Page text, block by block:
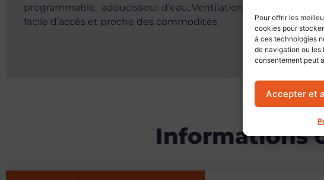
Pour offrir les
cookies pour
à ces technologies
de navigation ou les
consentement peut
Accepter et
programmable, adoucisseur d’eau, Ventilation Mécanique
facile d’accès et proche des commodités.
Informations